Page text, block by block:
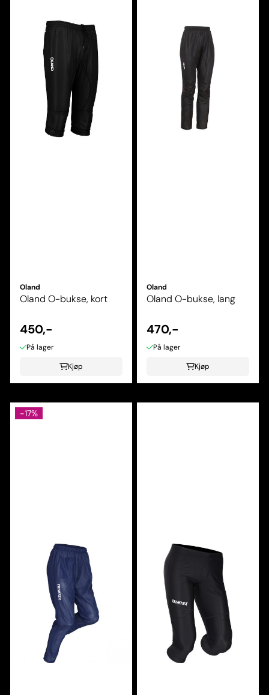
Oland
Oland O-bukse, kort
450,-
På lager
Kjøp
Oland
Oland O-bukse, lang
470,-
På lager
Kjøp
-17%